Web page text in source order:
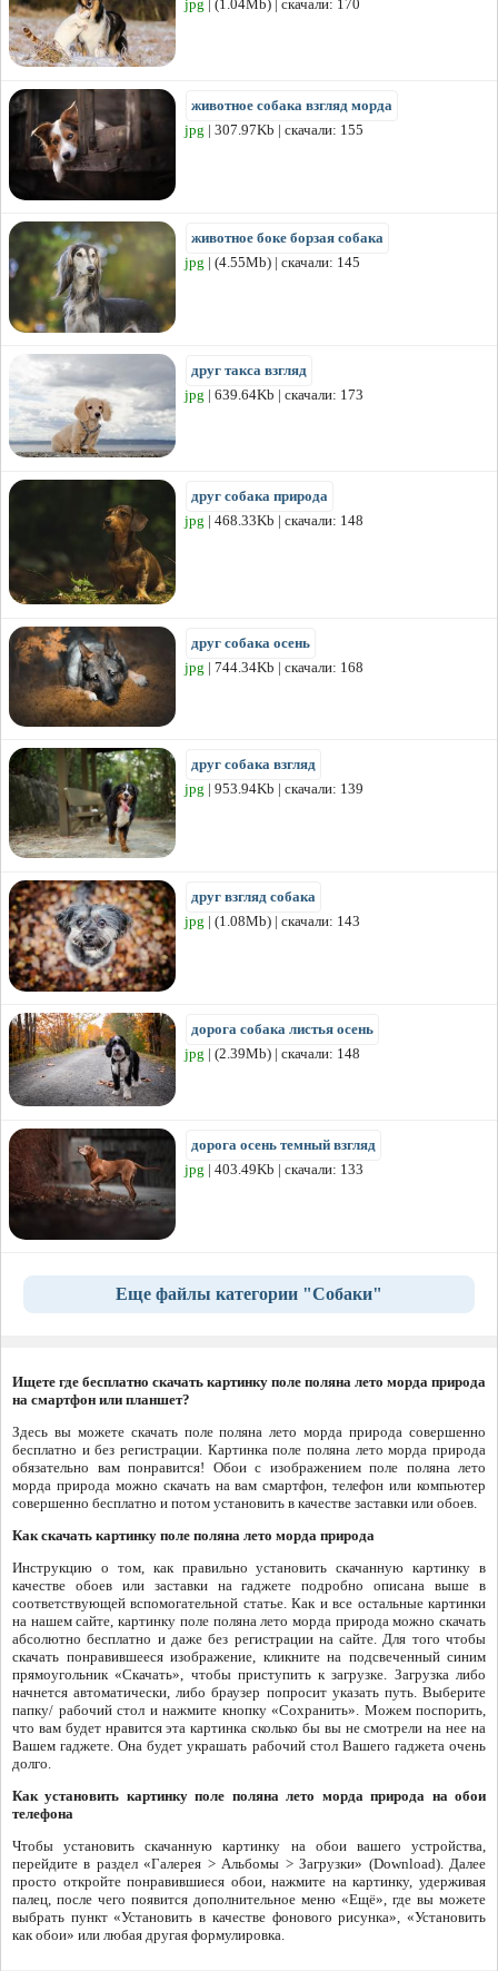
jpg | (1.04Mb) | скачали: 170
животное собака взгляд морда
jpg | 307.97Kb | скачали: 155
животное боке борзая собака
jpg | (4.55Mb) | скачали: 145
друг такса взгляд
jpg | 639.64Kb | скачали: 173
друг собака природа
jpg | 468.33Kb | скачали: 148
друг собака осень
jpg | 744.34Kb | скачали: 168
друг собака взгляд
jpg | 953.94Kb | скачали: 139
друг взгляд собака
jpg | (1.08Mb) | скачали: 143
дорога собака листья осень
jpg | (2.39Mb) | скачали: 148
дорога осень темный взгляд
jpg | 403.49Kb | скачали: 133
Еще файлы категории "Собаки"
Ищете где бесплатно скачать картинку поле поляна лето морда природа
на смартфон или планшет?
Здесь вы можете скачать поле поляна лето морда природа совершенно
бесплатно и без регистрации. Картинка поле поляна лето морда природа
обязательно вам понравится! Обои с изображением поле поляна лето
морда природа можно скачать на вам смартфон, телефон или компьютер
совершенно бесплатно и потом установить в качестве заставки или обоев.
Как скачать картинку поле поляна лето морда природа
Инструкцию о том, как правильно установить скачанную картинку в
качестве обоев или заставки на гаджете подробно описана выше в
соответствующей вспомогательной статье. Как и все остальные картинки
на нашем сайте, картинку поле поляна лето морда природа можно скачать
абсолютно бесплатно и даже без регистрации на сайте. Для того чтобы
скачать понравившееся изображение, кликните на подсвеченный синим
прямоугольник «Скачать», чтобы приступить к загрузке. Загрузка либо
начнется автоматически, либо браузер попросит указать путь. Выберите
папку/ рабочий стол и нажмите кнопку «Сохранить». Можем поспорить,
что вам будет нравится эта картинка сколько бы вы не смотрели на нее на
Вашем гаджете. Она будет украшать рабочий стол Вашего гаджета очень
долго.
Как установить картинку поле поляна лето морда природа на обои
телефона
Чтобы установить скачанную картинку на обои вашего устройства,
перейдите в раздел «Галерея > Альбомы > Загрузки» (Download). Далее
просто откройте понравившиеся обои, нажмите на картинку, удерживая
палец, после чего появится дополнительное меню «Ещё», где вы можете
выбрать пункт «Установить в качестве фонового рисунка», «Установить
как обои» или любая другая формулировка.